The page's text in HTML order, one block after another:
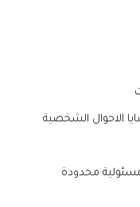
الاحوال الشخصية
محدودة